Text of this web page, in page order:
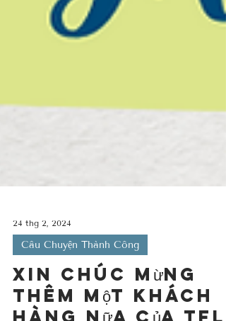
24 thg 2, 2024
Câu Chuyện Thành Công
Xin chúc mừng